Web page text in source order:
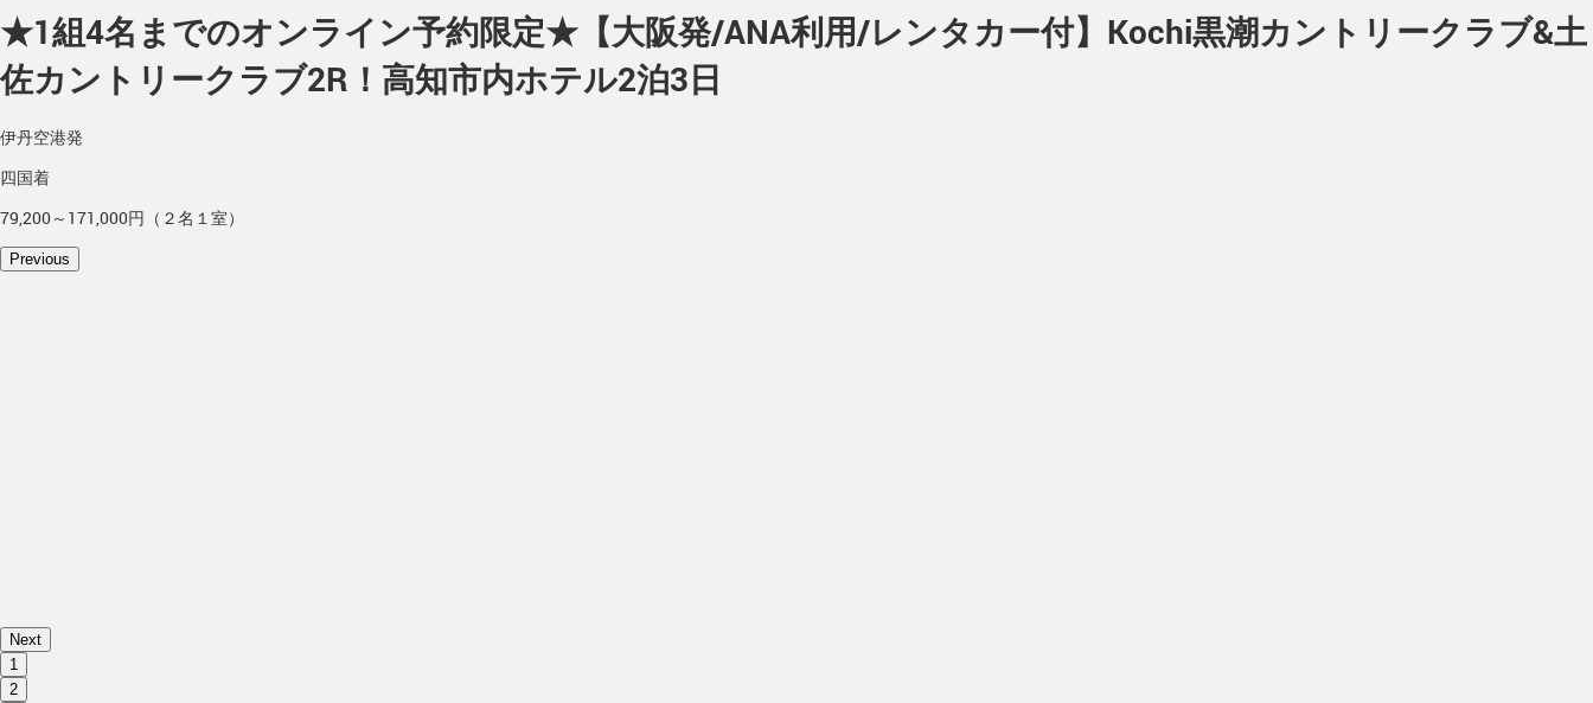
★1組4名までのオンライン予約限定★【大阪発/ANA利用/レンタカー付】Kochi黒潮カントリークラブ&土
佐カントリークラブ2R！高知市内ホテル2泊3日
伊丹空港発
四国着
79,200～171,000円（２名１室）
Previous
Next
1
2